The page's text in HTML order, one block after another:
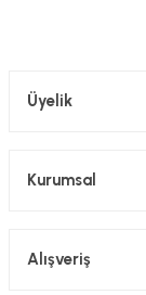
Üyelik
Kurumsal
Alışveriş